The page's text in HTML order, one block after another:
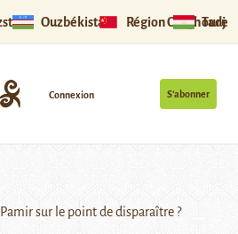
Ouzbékistan Région Ouïghoure
S’abonner
Connexion
sur le point de disparaître ?